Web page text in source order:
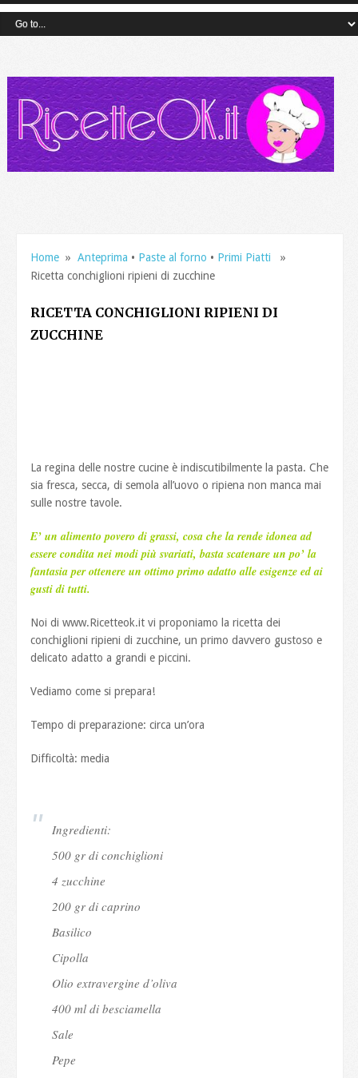
Home »Anteprima • Paste al forno • Primi Piatti »
Ricetta conchiglioni ripieni di zucchine
RICETTA CONCHIGLIONI RIPIENI DI
ZUCCHINE
La regina delle nostre cucine è indiscutibilmente la pasta. Che
sia fresca, secca, di semola all’uovo o ripiena non manca mai
sulle nostre tavole.
E’ un alimento povero di grassi, cosa che la rende idonea ad
essere condita nei modi più svariati, basta scatenare un po’ la
fantasia per ottenere un ottimo primo adatto alle esigenze ed ai
gusti di tutti.
Noi di www.Ricetteok.it vi proponiamo la ricetta dei
conchiglioni ripieni di zucchine, un primo davvero gustoso e
delicato adatto a grandi e piccini.
Vediamo come si prepara!
Tempo di preparazione: circa un’ora
Difficoltà: media
Ingredienti:
500 gr di conchiglioni
4 zucchine
200 gr di caprino
Basilico
Cipolla
Olio extravergine d’oliva
400 ml di besciamella
Sale
Pepe